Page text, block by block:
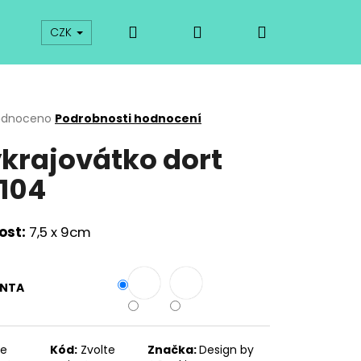
Kurzy Odkazy O vykrajovátkách
CZK Přihlášení
Podrobnosti hodnocení
dort
7,5 x 9cm
Kód: Zvolte
Značka:Design by